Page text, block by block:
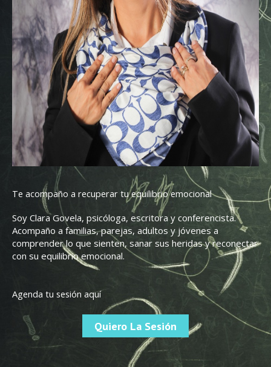
Te acompaño a recuperar tu equilibrio emocional
Soy Clara Govela, psicóloga, escritora y conferencista.
Acompaño a familias, parejas, adultos y jóvenes a
comprender lo que sienten, sanar sus heridas y reconectar
con su equilibrio emocional.
Agenda tu sesión aquí
Quiero La Sesión